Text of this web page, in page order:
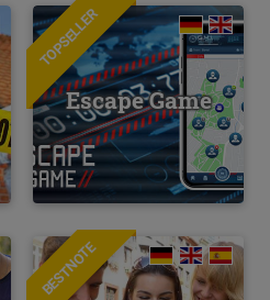
NEU
TOPSELLER
Escape Game
BESTNOTE